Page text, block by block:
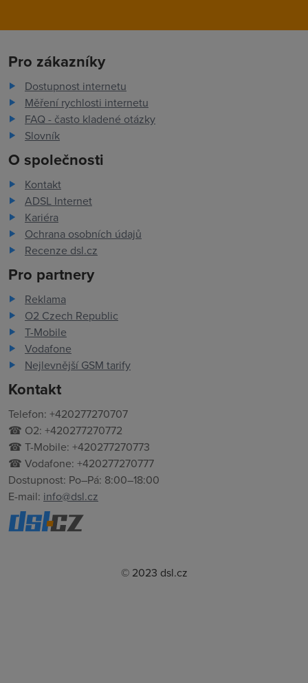
Pro zákazníky
Dostupnost internetu
Měření rychlosti internetu
FAQ - často kladené otázky
Slovník
O společnosti
Kontakt
ADSL Internet
Kariéra
Ochrana osobních údajů
Recenze dsl.cz
Pro partnery
Reklama
O2 Czech Republic
T-Mobile
Vodafone
Nejlevnější GSM tarify
Kontakt
Telefon: +420277270707
☎ O2: +420277270772
☎ T-Mobile: +420277270773
☎ Vodafone: +420277270777
Dostupnost: Po–Pá: 8:00–18:00
E-mail: info@dsl.cz
© 2023 dsl.cz